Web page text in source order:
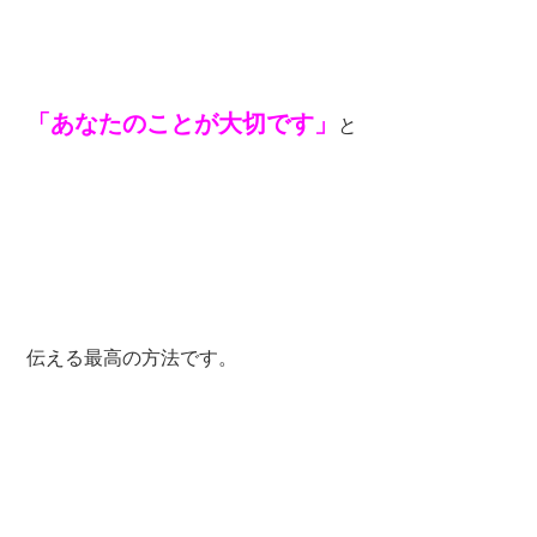
「あなたのことが大切です」 と
伝える最高の方法です。